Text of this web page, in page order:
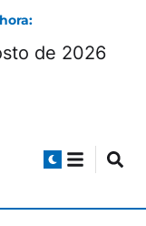
de 2026